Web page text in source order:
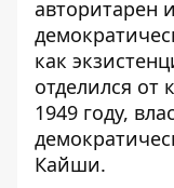
авторитарен
как
отделился от
1949 году,
Кайши.